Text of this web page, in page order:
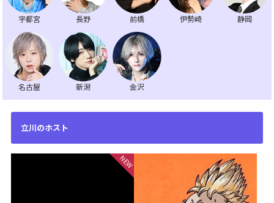
宇都宮 長野 前橋 伊勢崎 静岡
名古屋 新潟 金沢
立川のホスト